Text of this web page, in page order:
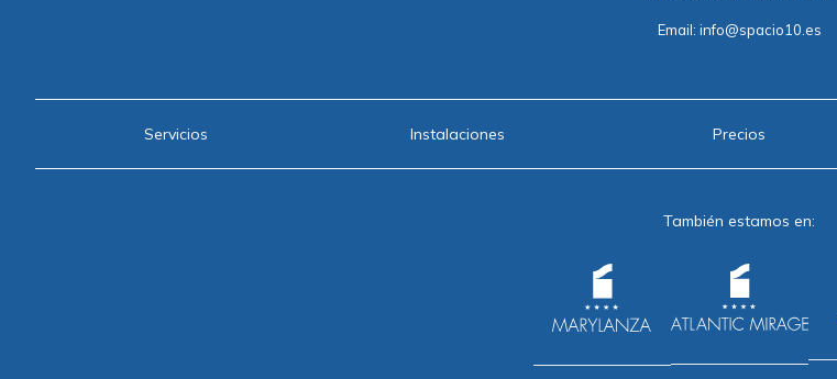
Email: info@spacio10.es
Servicios Instalaciones Precios
También estamos en: